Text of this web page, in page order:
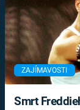
ZAJÍMAVOSTI
Smrt